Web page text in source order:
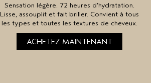
Sensation légère. 72 heures d’hydratation.
Lisse, assouplit et fait briller. Convient à tous
les types et toutes les textures de cheveux.
ACHETEZ MAINTENANT